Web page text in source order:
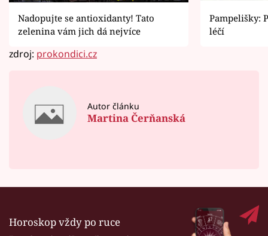
Nadopujte se antioxidanty! Tato
zelenina vám jich dá nejvíce
Pampelišky:
léčí
zdroj: prokondici.cz
Autor článku
Martina Čerňanská
Horoskop vždy po ruce